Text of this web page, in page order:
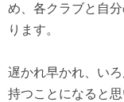
め、 各クラブと自
ります。
遅かれ早かれ、い
持つことになると